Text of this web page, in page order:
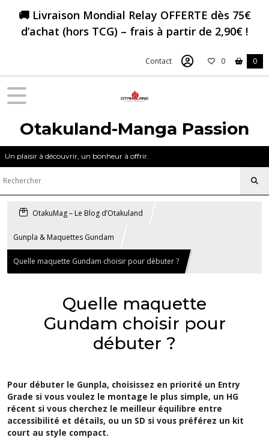
🚚 Livraison Mondial Relay OFFERTE dès 75€
d’achat (hors TCG) – frais à partir de 2,90€ !
Contact 0 0
Otakuland-Manga Passion
Un plaisir à découvrir, un bonheur à offrir.
OtakuMag – Le Blog d’Otakuland
Gunpla & Maquettes Gundam
Quelle maquette Gundam choisir pour débuter ?
Quelle maquette
Gundam choisir pour
débuter ?
Pour débuter le Gunpla, choisissez en priorité un Entry
Grade si vous voulez le montage le plus simple, un HG
récent si vous cherchez le meilleur équilibre entre
accessibilité et détails, ou un SD si vous préférez un kit
court au style compact.